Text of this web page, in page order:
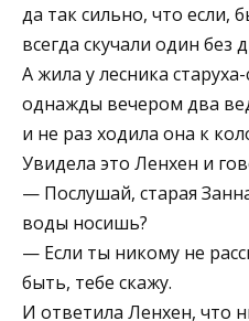
да так сильно, что если,
всегда скучали один без
А жила у лесника
однажды вечером два
и не раз ходила она к
Увидела это Ленхен и
— Послушай, старая
воды носишь?
— Если ты никому не
быть, тебе скажу.
И ответила Ленхен, что